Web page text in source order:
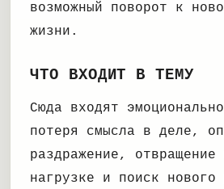
возможный поворот к
жизни.
ЧТО ВХОДИТ В ТЕМУ
Сюда входят
потеря смысла в деле,
раздражение, отвращение
нагрузке и поиск нового